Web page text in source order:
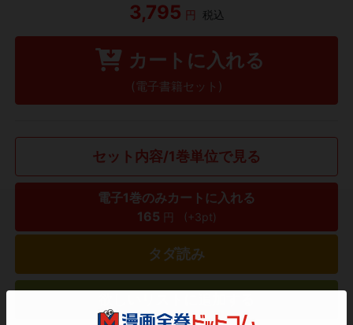
3,795 円 税込
カートに入れる
(電子書籍セット)
セット内容/1巻単位で見る
電子1巻のみカートに入れる
165 円 (+3pt)
タダ読み